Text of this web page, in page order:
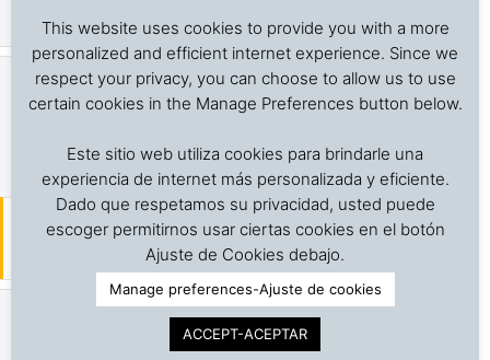
temperatura, ventilación, demoras, condición del
producto, embalaje, estiba y transferencia de carga.
Transporte marítimo de alimentos
3. Combustión
espontánea de granos
y silos
1
CE Combustión espontánea
de granos y otros productos
4. Consideraciones
adicionales para el
1
Copyright | Derechos reservados | Dr. J. A. Barreiro
Cargo Inspection Service LLC | 2018-2025
Política de Privacidad
Condiciones de uso
This website uses cookies to provide you with a more
personalized and efficient internet experience. Since we
respect your privacy, you can choose to allow us to use
certain cookies in the Manage Preferences button below.
Este sitio web utiliza cookies para brindarle una
experiencia de internet más personalizada y eficiente.
Dado que respetamos su privacidad, usted puede
escoger permitirnos usar ciertas cookies en el botón
Ajuste de Cookies debajo.
Manage preferences-Ajuste de cookies
ACCEPT-ACEPTAR